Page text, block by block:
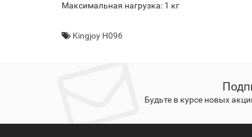
Максимальная нагрузка: 1 кг
Kingjoy H096
Будьте в курсе новых